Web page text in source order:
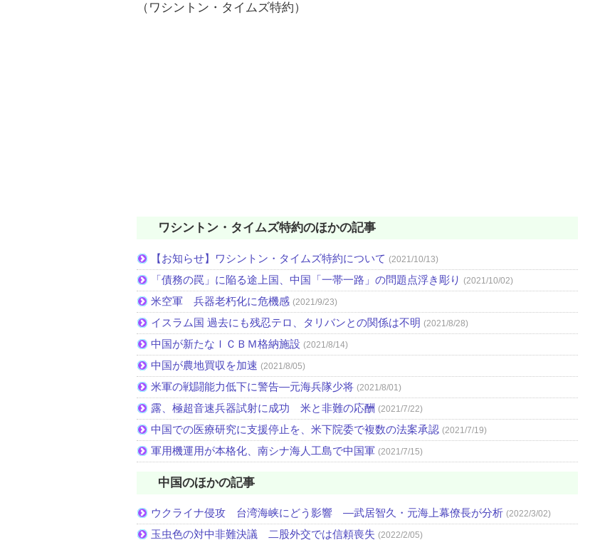
（ワシントン・タイムズ特約）
ワシントン・タイムズ特約のほかの記事
【お知らせ】ワシントン・タイムズ特約について (2021/10/13)
「債務の罠」に陥る途上国、中国「一帯一路」の問題点浮き彫り (2021/10/02)
米空軍 兵器老朽化に危機感 (2021/9/23)
イスラム国 過去にも残忍テロ、タリバンとの関係は不明 (2021/8/28)
中国が新たなＩＣＢＭ格納施設 (2021/8/14)
中国が農地買収を加速 (2021/8/05)
米軍の戦闘能力低下に警告―元海兵隊少将 (2021/8/01)
露、極超音速兵器試射に成功 米と非難の応酬 (2021/7/22)
中国での医療研究に支援停止を、米下院委で複数の法案承認 (2021/7/19)
軍用機運用が本格化、南シナ海人工島で中国軍 (2021/7/15)
中国のほかの記事
ウクライナ侵攻 台湾海峡にどう影響 ―武居智久・元海上幕僚長が分析 (2022/3/02)
玉虫色の対中非難決議 二股外交では信頼喪失 (2022/2/05)